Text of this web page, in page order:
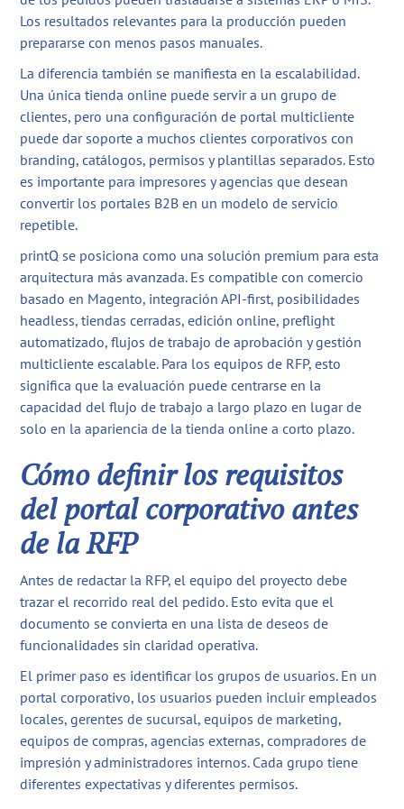
Los resultados relevantes para la producción pueden
prepararse con menos pasos manuales.
La diferencia también se manifiesta en la escalabilidad.
Una única tienda online puede servir a un grupo de
clientes, pero una configuración de portal multicliente
puede dar soporte a muchos clientes corporativos con
branding, catálogos, permisos y plantillas separados. Esto
es importante para impresores y agencias que desean
convertir los portales B2B en un modelo de servicio
repetible.
printQ se posiciona como una solución premium para esta
arquitectura más avanzada. Es compatible con comercio
basado en Magento, integración API-first, posibilidades
headless, tiendas cerradas, edición online, preflight
automatizado, flujos de trabajo de aprobación y gestión
multicliente escalable. Para los equipos de RFP, esto
significa que la evaluación puede centrarse en la
capacidad del flujo de trabajo a largo plazo en lugar de
solo en la apariencia de la tienda online a corto plazo.
Cómo definir los requisitos
del portal corporativo antes
de la RFP
Antes de redactar la RFP, el equipo del proyecto debe
trazar el recorrido real del pedido. Esto evita que el
documento se convierta en una lista de deseos de
funcionalidades sin claridad operativa.
El primer paso es identificar los grupos de usuarios. En un
portal corporativo, los usuarios pueden incluir empleados
locales, gerentes de sucursal, equipos de marketing,
equipos de compras, agencias externas, compradores de
impresión y administradores internos. Cada grupo tiene
diferentes expectativas y diferentes permisos.